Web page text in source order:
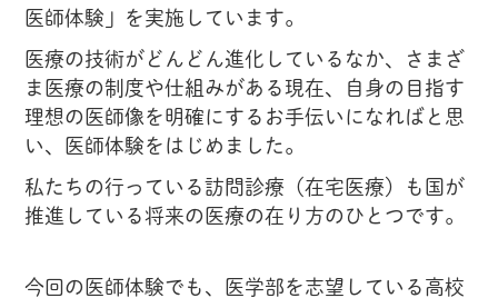
医師体験」を実施しています。
医療の技術がどんどん進化しているなか、さまざ
ま医療の制度や仕組みがある現在、自身の目指す
理想の医師像を明確にするお手伝いになればと思
い、医師体験をはじめました。
私たちの行っている訪問診療（在宅医療）も国が
推進している将来の医療の在り方のひとつです。
今回の医師体験でも、医学部を志望している高校